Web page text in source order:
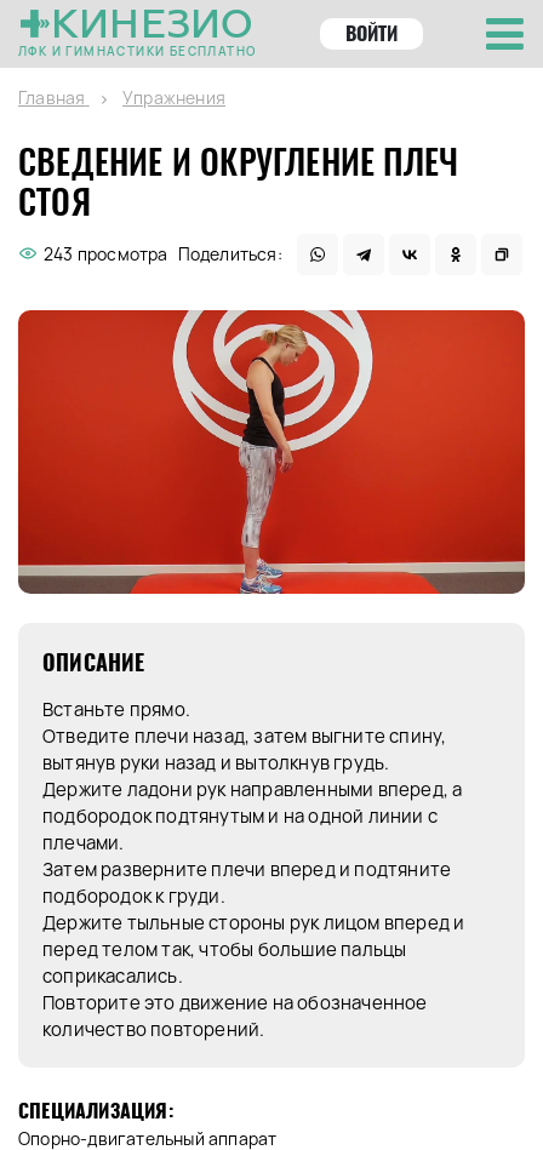
КИНЕЗИО
ЛФК И ГИМНАСТИКИ БЕСПЛАТНО
ВОЙТИ
Главная Упражнения
СВЕДЕНИЕ И ОКРУГЛЕНИЕ ПЛЕЧ
СТОЯ
243 просмотра Поделиться:
ОПИСАНИЕ
Встаньте прямо.
Отведите плечи назад, затем выгните спину,
вытянув руки назад и вытолкнув грудь.
Держите ладони рук направленными вперед, а
подбородок подтянутым и на одной линии с
плечами.
Затем разверните плечи вперед и подтяните
подбородок к груди.
Держите тыльные стороны рук лицом вперед и
перед телом так, чтобы большие пальцы
соприкасались.
Повторите это движение на обозначенное
количество повторений.
СПЕЦИАЛИЗАЦИЯ:
Опорно-двигательный аппарат